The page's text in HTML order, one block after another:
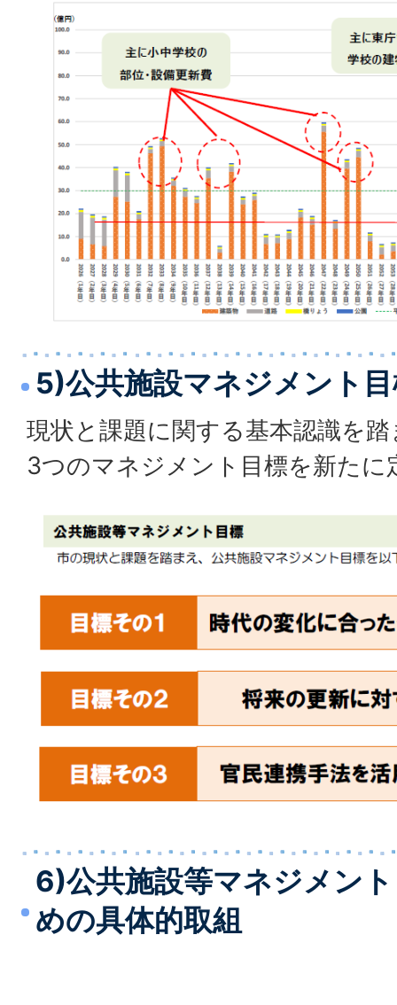
5)公共施設マネジメント
現状と課題に関する基本認識を
3つのマネジメント目標を新たに
6)公共施設等マネジメン
めの具体的取組